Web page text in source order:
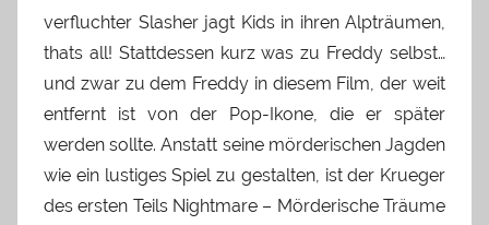
verfluchter Slasher jagt Kids in ihren Alpträumen,
thats all! Stattdessen kurz was zu Freddy selbst…
und zwar zu dem Freddy in diesem Film, der weit
entfernt ist von der Pop-Ikone, die er später
werden sollte. Anstatt seine mörderischen Jagden
wie ein lustiges Spiel zu gestalten, ist der Krueger
des ersten Teils Nightmare – Mörderische Träume